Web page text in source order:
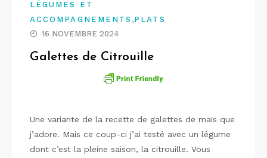
LÉGUMES ET
ACCOMPAGNEMENTS ,PLATS
16 NOVEMBRE 2024
Galettes de Citrouille
Une variante de la recette de galettes de maïs que
j’adore. Mais ce coup-ci j’ai testé avec un légume
dont c’est la pleine saison, la citrouille. Vous